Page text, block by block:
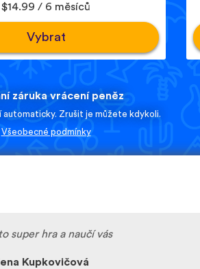
$14.99 / 6 měsíců
Vybrat
záruka vrácení peněz
automaticky. Zrušit je můžete kdykoli.
Všeobecné podmínky
super hra a naučí vás
Kupkovičová